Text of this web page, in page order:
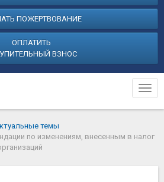
ПОЖЕРТВОВАНИЕ
ОПЛАТИТЬ
ВЗНОС
темы
по изменениям, внесенным в налог